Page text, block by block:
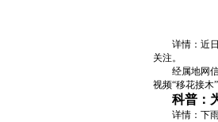
详情：近
关注。
经属地网
视频“移花接木
科普：
详情：下